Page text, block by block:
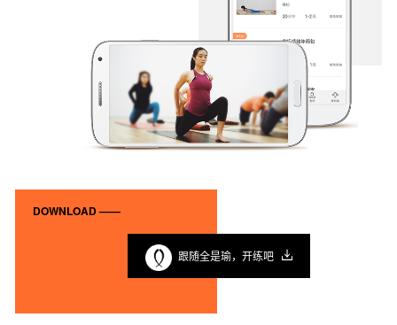
DOWNLOAD ——
跟随全是瑜，开练吧